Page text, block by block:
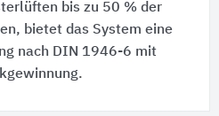
bis zu 50 % der
bietet das System eine
nach DIN 1946-6 mit